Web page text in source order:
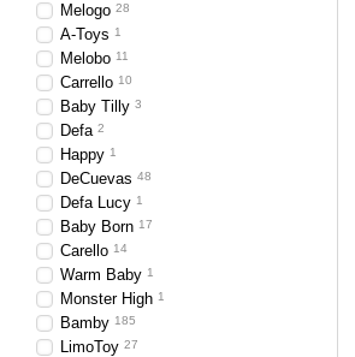
Melogo 28
A-Toys 1
Melobo 11
Carrello 10
Baby Tilly 3
Defa 2
Happy 1
DeCuevas 48
Defa Lucy 1
Baby Born 17
Carello 14
Warm Baby 1
Monster High 1
Bamby 185
LimoToy 27